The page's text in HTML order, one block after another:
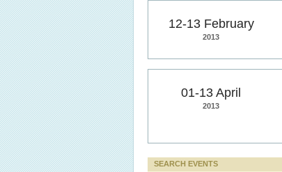
12-13 February
2013
01-13 April
2013
SEARCH EVENTS